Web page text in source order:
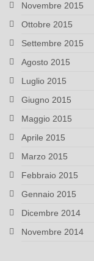
Novembre 2015
Ottobre 2015
Settembre 2015
Agosto 2015
Luglio 2015
Giugno 2015
Maggio 2015
Aprile 2015
Marzo 2015
Febbraio 2015
Gennaio 2015
Dicembre 2014
Novembre 2014